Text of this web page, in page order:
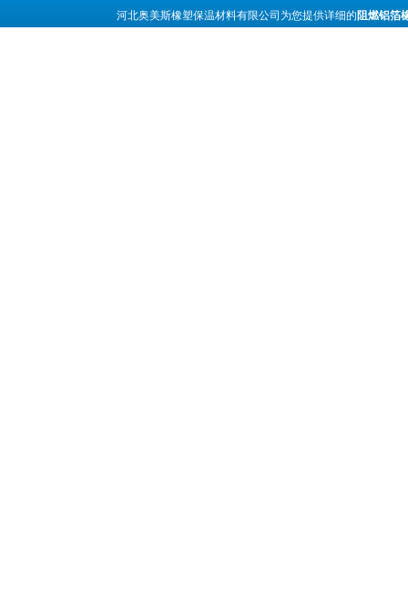
河北奥美斯橡塑保温材料有限公司为您提供详细的 阻燃铝箔